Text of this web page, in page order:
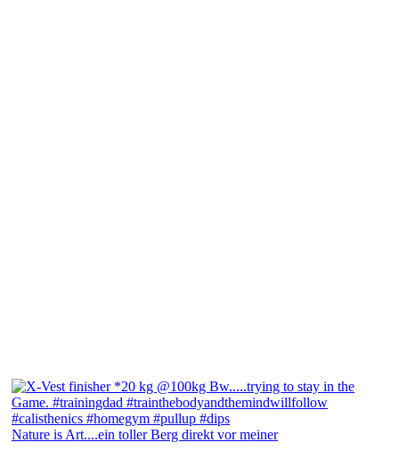
Nature is Art....ein toller Berg direkt vor meiner